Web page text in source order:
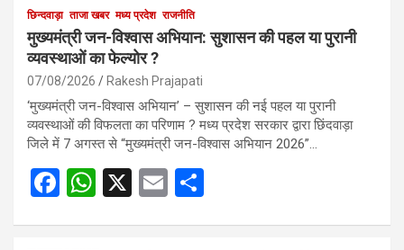
छिन्दवाड़ा ताजा खबर मध्य प्रदेश राजनीति
मुख्यमंत्री जन-विश्वास अभियान: सुशासन की पहल या पुरानी
व्यवस्थाओं का फेल्योर ?
07/08/2026 Rakesh Prajapati
‘मुख्यमंत्री जन-विश्वास अभियान’ – सुशासन की नई पहल या पुरानी
व्यवस्थाओं की विफलता का परिणाम ? मध्य प्रदेश सरकार द्वारा छिंदवाड़ा
जिले में 7 अगस्त से “मुख्यमंत्री जन-विश्वास अभियान 2026”…
F
W X
E